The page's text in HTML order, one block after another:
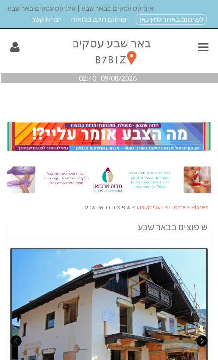
אינדקס עסקים בבאר שבע | אינדקס עסקים באר שבע
לפרסום באתר לחץ כאן
פרסום חינם בלוחות יצירת קשר
09/08/2026 02:40
Home > Places
> בעלי מקצוע > שיפוצים בבאר שבע
שיפוצים בבאר שבע